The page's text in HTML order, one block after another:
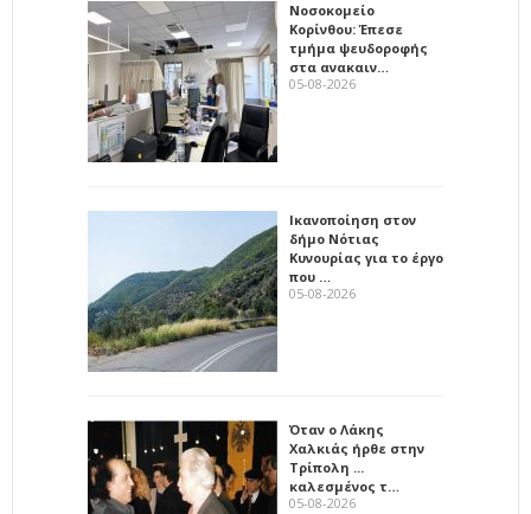
Νοσοκομείο
Κορίνθου: Έπεσε
τμήμα ψευδοροφής
στα ανακαιν…
05-08-2026
Ικανοποίηση στον
δήμο Νότιας
Κυνουρίας για το έργο
που …
05-08-2026
Όταν ο Λάκης
Χαλκιάς ήρθε στην
Τρίπολη ...
καλεσμένος τ…
05-08-2026